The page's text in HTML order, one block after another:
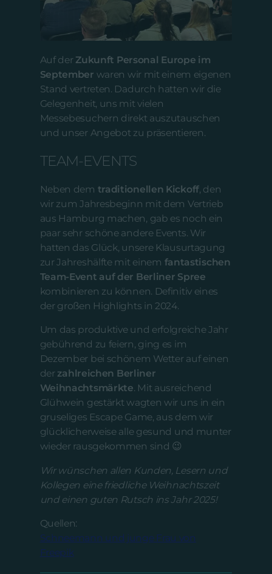
Auf der Zukunft Personal Europe im
September waren wir mit einem eigenen
Stand vertreten. Dadurch hatten wir die
Gelegenheit, uns mit vielen
Messebesuchern direkt auszutauschen
und unser Angebot zu präsentieren.
TEAM-EVENTS
Neben dem traditionellen Kickoff , den
wir zum Jahresbeginn mit dem Vertrieb
aus Hamburg machen, gab es noch ein
paar sehr schöne andere Events. Wir
hatten das Glück, unsere Klausurtagung
zur Jahreshälfte mit einem fantastischen
Team-Event auf der Berliner Spree
kombinieren zu können. Definitiv eines
der großen Highlights in 2024.
Um das produktive und erfolgreiche Jahr
gebührend zu feiern, ging es im
Dezember bei schönem Wetter auf einen
der zahlreichen Berliner
Weihnachtsmärkte. Mit ausreichend
Glühwein gestärkt wagten wir uns in ein
gruseliges Escape Game, aus dem wir
glücklicherweise alle gesund und munter
wieder rausgekommen sind 😉
Wir wünschen allen Kunden, Lesern und
Kollegen eine friedliche Weihnachtszeit
und einen guten Rutsch ins Jahr 2025!
Quellen:
Schneemann und junge Frau von
Freepik